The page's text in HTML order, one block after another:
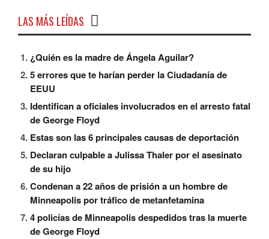
LAS MÁS LEÍDAS
¿Quién es la madre de Ángela Aguilar?
5 errores que te harían perder la Ciudadanía de
EEUU
Identifican a oficiales involucrados en el arresto fatal
de George Floyd
Estas son las 6 principales causas de deportación
Declaran culpable a Julissa Thaler por el asesinato
de su hijo
Condenan a 22 años de prisión a un hombre de
Minneapolis por tráfico de metanfetamina
4 policías de Minneapolis despedidos tras la muerte
de George Floyd